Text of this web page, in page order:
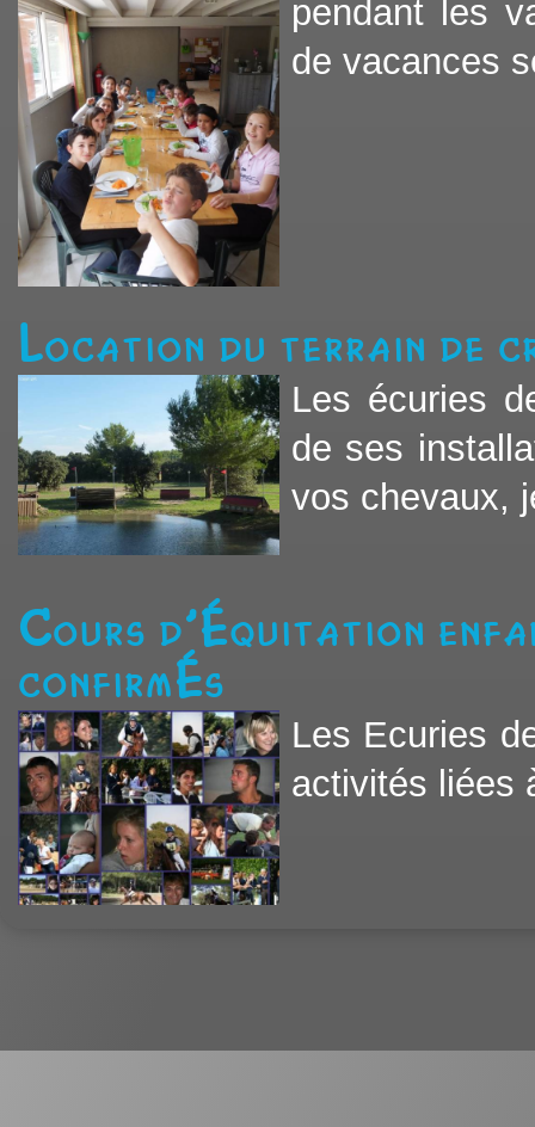
pendant les
de vacances
Location du terrain de
Les écuries
de ses
vos chevaux,
Cours d'équitation
confirmés
Les Ecuries
activités liées